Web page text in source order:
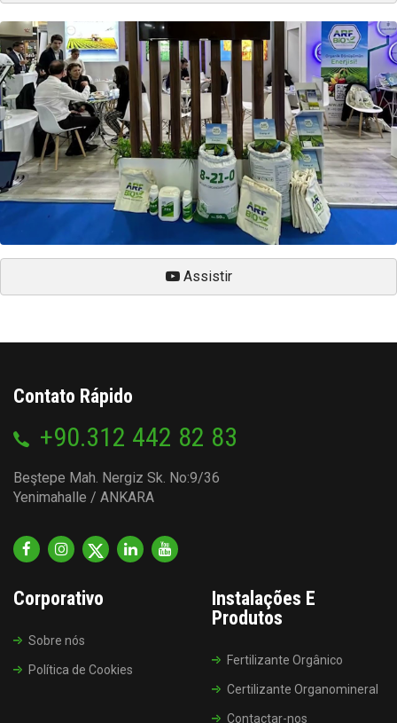
Assistir
Contato Rápido
+90.312 442 82 83
Beştepe Mah. Nergiz Sk. No:9/36
Yenimahalle / ANKARA
Corporativo
Sobre nós
Política de Cookies
Instalações E
Produtos
Fertilizante Orgânico
Certilizante Organomineral
Contactar-nos